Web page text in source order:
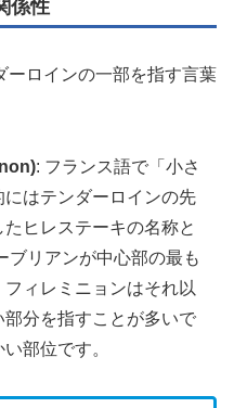
係性
ーロインの一部を指す言葉
: フランス語で「小さ
はテンダーロインの先
ヒレステーキの名称と
ブリアンが中心部の最も
ィレミニョンはそれ以
分を指すことが多いで
部位です。